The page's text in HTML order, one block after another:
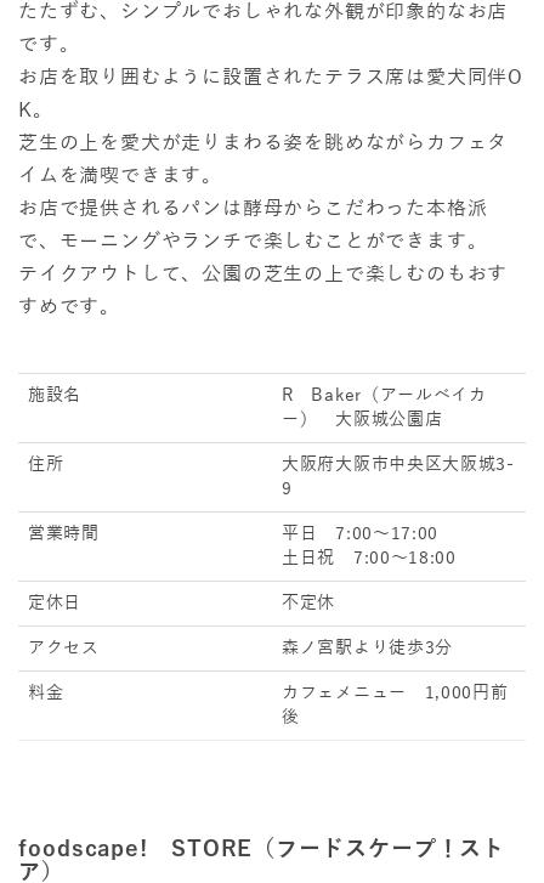
たたずむ、シンプルでおしゃれな外観が印象的なお店
です。
お店を取り囲むように設置されたテラス席は愛犬同伴O
K。
芝生の上を愛犬が走りまわる姿を眺めながらカフェタ
イムを満喫できます。
お店で提供されるパンは酵母からこだわった本格派
で、モーニングやランチで楽しむことができます。
テイクアウトして、公園の芝生の上で楽しむのもおす
すめです。
施設名
R Baker（アールベイカ
ー） 大阪城公園店
住所
大阪府大阪市中央区大阪城3-
9
営業時間
平日 7:00～17:00
土日祝 7:00～18:00
定休日 不定休
アクセス 森ノ宮駅より徒歩3分
料金
カフェメニュー 1,000円前
後
foodscape! STORE（フードスケープ！スト
ア）